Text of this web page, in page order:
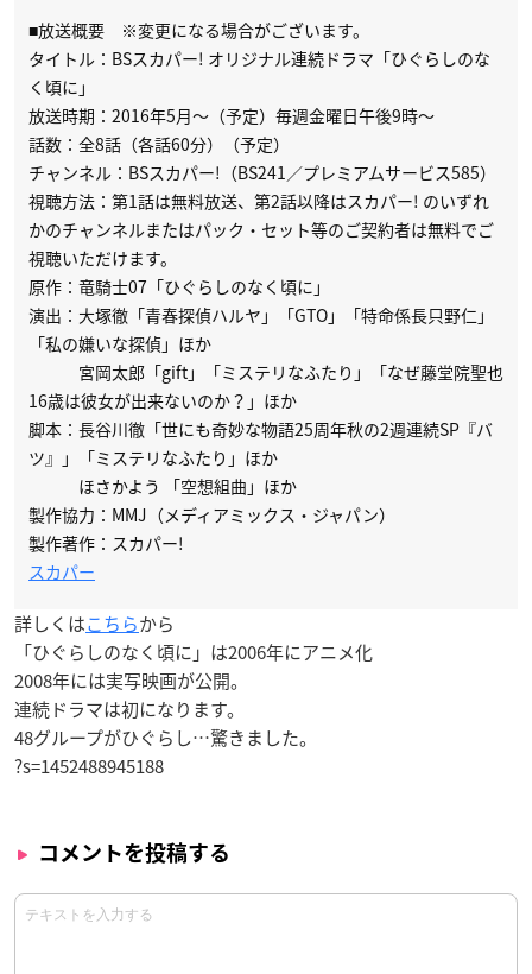
■放送概要 ※変更になる場合がございます。
タイトル：BSスカパー! オリジナル連続ドラマ「ひぐらしのな
く頃に」
放送時期：2016年5月～（予定）毎週金曜日午後9時～
話数：全8話（各話60分）（予定）
チャンネル：BSスカパー!（BS241／プレミアムサービス585）
視聴方法：第1話は無料放送、第2話以降はスカパー! のいずれ
かのチャンネルまたはパック・セット等のご契約者は無料でご
視聴いただけます。
原作：竜騎士07「ひぐらしのなく頃に」
演出：大塚徹「青春探偵ハルヤ」「GTO」「特命係長只野仁」
「私の嫌いな探偵」ほか
宮岡太郎「gift」「ミステリなふたり」「なぜ藤堂院聖也
16歳は彼女が出来ないのか？」ほか
脚本：長谷川徹「世にも奇妙な物語25周年秋の2週連続SP『バ
ツ』」「ミステリなふたり」ほか
ほさかよう 「空想組曲」ほか
製作協力：MMJ（メディアミックス・ジャパン）
製作著作：スカパー!
スカパー
詳しくはこちらから
「ひぐらしのなく頃に」は2006年にアニメ化
2008年には実写映画が公開。
連続ドラマは初になります。
48グループがひぐらし…驚きました。
?s=1452488945188
コメントを投稿する